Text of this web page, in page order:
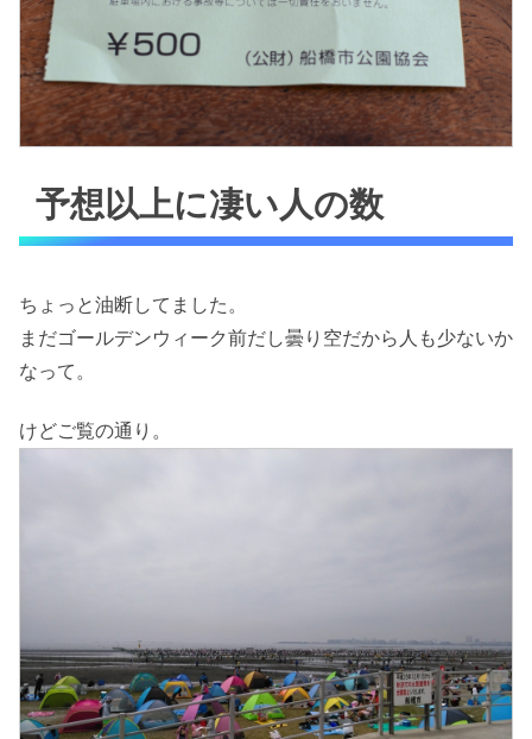
予想以上に凄い人の数
ちょっと油断してました。
まだゴールデンウィーク前だし曇り空だから人も少ないか
なって。
けどご覧の通り。